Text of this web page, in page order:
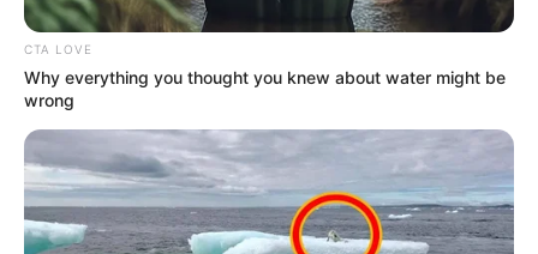
HOME
Home Incentivo Adicional > Notícia
garante o Pagamento do Incentivo Financeiro Adicional no Município
de Porto Rico, PR.
Lei que garante o Pagamento do
CTA LOVE
Why everything you thought you knew about water might be
wrong